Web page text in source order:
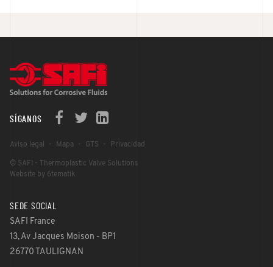
SÍGANOS
Aviso legal Mapa GTS Privacidad
© SAFI - Thermoplastic Valve Solutions
Website by 6tematik
SEDE SOCIAL
SAFI France
13, Av Jacques Moison - BP1
26770 TAULIGNAN